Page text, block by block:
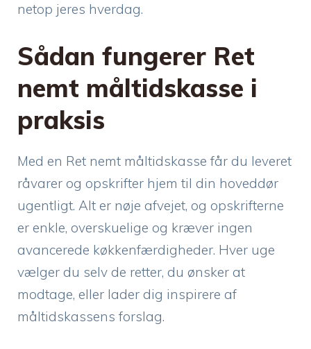
netop jeres hverdag.
Sådan fungerer Ret
nemt måltidskasse i
praksis
Med en Ret nemt måltidskasse får du leveret
råvarer og opskrifter hjem til din hoveddør
ugentligt. Alt er nøje afvejet, og opskrifterne
er enkle, overskuelige og kræver ingen
avancerede køkkenfærdigheder. Hver uge
vælger du selv de retter, du ønsker at
modtage, eller lader dig inspirere af
måltidskassens forslag.